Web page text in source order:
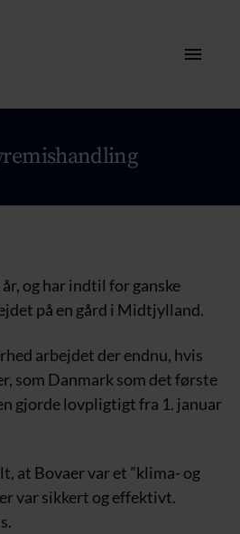
og har indtil for ganske
på en gård i Midtjylland.
arbejdet der endnu, hvis
som Danmark som det første
gjorde lovpligtigt fra 1. januar
at Bovaer var et ”klima- og
var sikkert og effektivt.